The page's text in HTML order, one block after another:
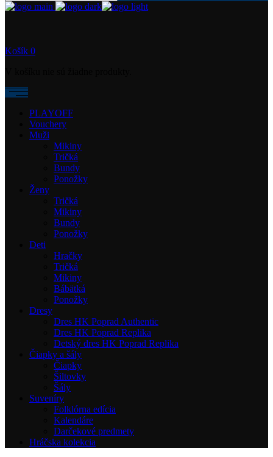
Košík 0
PLAYOFF
Vouchery
Muži
Mikiny
Tričká
Bundy
Ponožky
Ženy
Tričká
Mikiny
Bundy
Ponožky
Deti
Hračky
Tričká
Mikiny
Bábätká
Ponožky
Dresy
Dres HK Poprad Authentic
Dres HK Poprad Replika
Detský dres HK Poprad Replika
Čiapky a šály
Čiapky
Šiltovky
Šály
Suveníry
Folklórna edícia
Kalendáre
Darčekové predmety
Hráčska kolekcia